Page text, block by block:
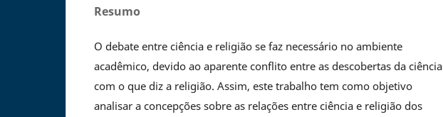
Resumo
O debate entre ciência e religião se faz necessário no ambiente
acadêmico, devido ao aparente conflito entre as descobertas da ciência
com o que diz a religião. Assim, este trabalho tem como objetivo
analisar a concepções sobre as relações entre ciência e religião dos